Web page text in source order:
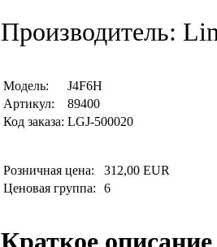
Производитель:
Модель:
J4F6H
Артикул:
89400
Код заказа: LGJ-500020
Розничная цена:
312,00 EUR
Ценовая группа:
6